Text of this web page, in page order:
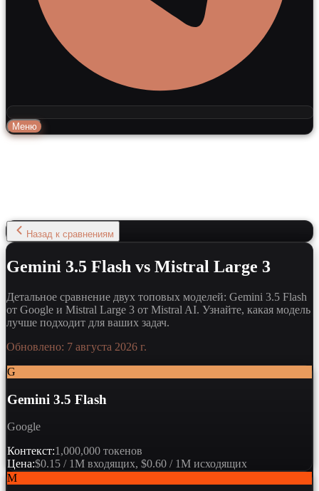
Меню
Назад к сравнениям
Gemini 3.5 Flash vs Mistral Large 3
Детальное сравнение двух топовых моделей: Gemini 3.5 Flash
от Google и Mistral Large 3 от Mistral AI. Узнайте, какая модель
лучше подходит для ваших задач.
Обновлено: 7 августа 2026 г.
G
Gemini 3.5 Flash
Google
Контекст:1,000,000 токенов
Цена:$0.15 / 1M входящих, $0.60 / 1M исходящих
M